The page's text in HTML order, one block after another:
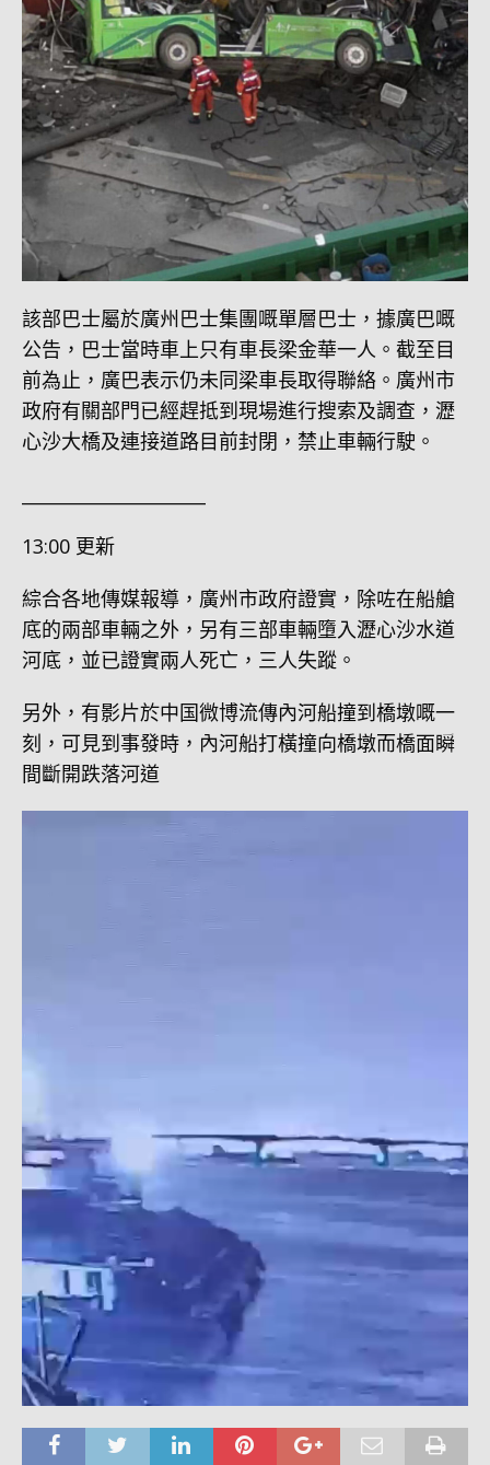
該部巴士屬於廣州巴士集團嘅單層巴士，據廣巴嘅
公告，巴士當時車上只有車長梁金華一人。截至目
前為止，廣巴表示仍未同梁車長取得聯絡。廣州市
政府有關部門已經趕抵到現場進行搜索及調查，瀝
心沙大橋及連接道路目前封閉，禁止車輛行駛。
13:00 更新
綜合各地傳媒報導，廣州市政府證實，除咗在船艙
底的兩部車輛之外，另有三部車輛墮入瀝心沙水道
河底，並已證實兩人死亡，三人失蹤。
另外，有影片於中国微博流傳內河船撞到橋墩嘅一
刻，可見到事發時，內河船打橫撞向橋墩而橋面瞬
間斷開跌落河道